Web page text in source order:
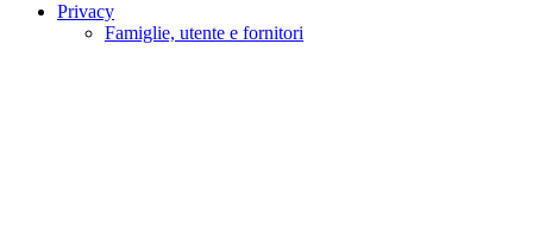
Privacy
Famiglie, utente e fornitori